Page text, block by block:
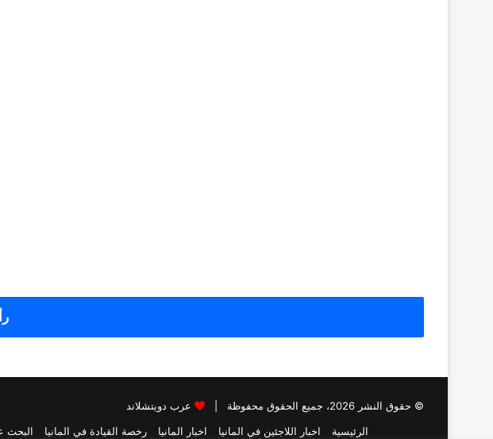
© حقوق النشر 2026، جميع الحقوق محفوظة |
عرب دويتشلاند
الرئيسية
اخبار اللاجئين في المانيا اخبار المانيا رخصة القيادة في المانيا البحث